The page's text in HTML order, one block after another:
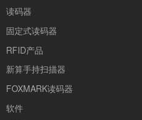
读码器
固定式读码器
RFID产品
新算手持扫描器
FOXMARK读码器
软件